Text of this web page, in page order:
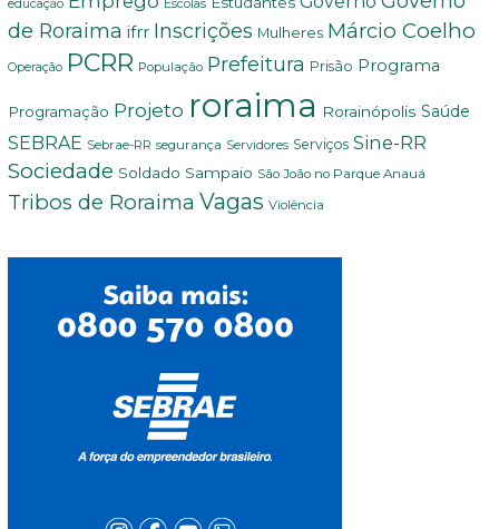
educação Escolas
de Roraima ifrr Inscrições Mulheres Márcio Coelho
Operação PCRR População Prefeitura Prisão Programa
Programação Projeto roraima Rorainópolis Saúde
SEBRAE Sebrae-RR segurança Servidores Serviços Sine-RR
Sociedade Soldado Sampaio São João no Parque Anauá
Tribos de Roraima Vagas Violência